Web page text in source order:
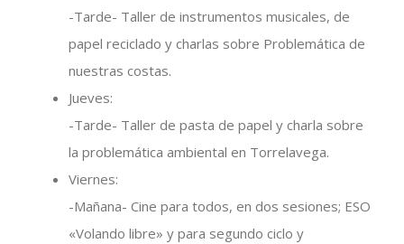
-Tarde- Taller de instrumentos musicales, de
papel reciclado y charlas sobre Problemática de
nuestras costas.
Jueves:
-Tarde- Taller de pasta de papel y charla sobre
la problemática ambiental en Torrelavega.
Viernes:
-Mañana- Cine para todos, en dos sesiones; ESO
«Volando libre» y para segundo ciclo y